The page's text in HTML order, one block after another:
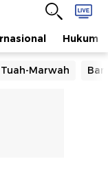
Hukum
Marwah